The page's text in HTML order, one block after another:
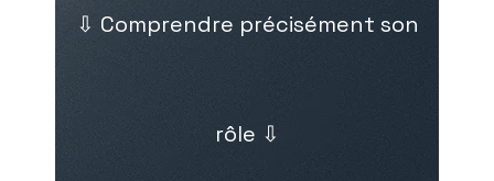
⇩ Comprendre précisément son
rôle ⇩